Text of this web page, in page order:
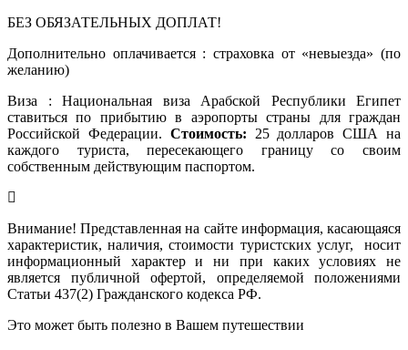
БЕЗ ОБЯЗАТЕЛЬНЫХ ДОПЛАТ!
Дополнительно оплачивается : страховка от «невыезда» (по
желанию)
Виза : Национальная виза Арабской Республики Египет
ставиться по прибытию в аэропорты страны для граждан
Российской Федерации. Стоимость: 25 долларов США на
каждого туриста, пересекающего границу со своим
собственным действующим паспортом.
Внимание! Представленная на сайте информация, касающаяся
характеристик, наличия, стоимости туристских услуг, носит
информационный характер и ни при каких условиях не
является публичной офертой, определяемой положениями
Статьи 437(2) Гражданского кодекса РФ.
Это может быть полезно в Вашем путешествии